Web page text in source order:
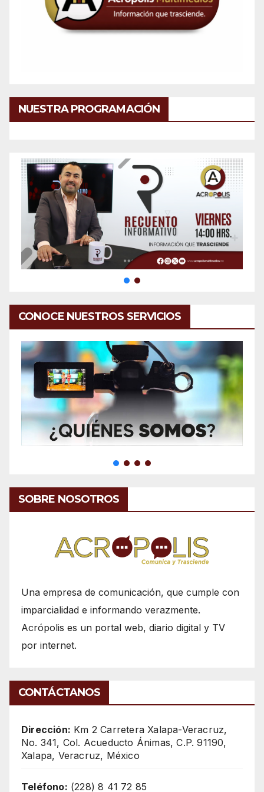
NUESTRA PROGRAMACIÓN
CONOCE NUESTROS SERVICIOS
SOBRE NOSOTROS
Una empresa de comunicación, que cumple con
imparcialidad e informando verazmente.
Acrópolis es un portal web, diario digital y TV
por internet.
CONTÁCTANOS
Dirección: Km 2 Carretera Xalapa-Veracruz,
No. 341, Col. Acueducto Ánimas, C.P. 91190,
Xalapa, Veracruz, México
Teléfono: (228) 8 41 72 85